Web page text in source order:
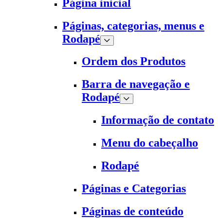
Página inicial
Páginas, categorias, menus e
Rodapé
Ordem dos Produtos
Barra de navegação e
Rodapé
Informação de contato
Menu do cabeçalho
Rodapé
Páginas e Categorias
Páginas de conteúdo